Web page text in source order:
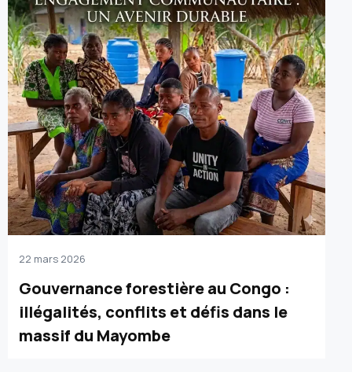
22 mars 2026
Gouvernance forestière au Congo :
illégalités, conflits et défis dans le
massif du Mayombe